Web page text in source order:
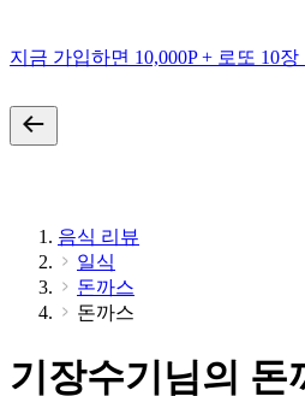
지금 가입하면 10,000P + 로또 10장
음식 리뷰
일식
돈까스
돈까스
기장수기님의 돈